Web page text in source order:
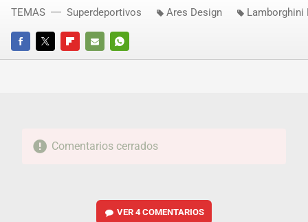
FACEBOOKTWITTERFLIPBOARD
E-
WHATSAPP
TEMAS Superdeportivos Ares Design Lamborghini
Comentarios cerrados
VER4 COMENTARIOS